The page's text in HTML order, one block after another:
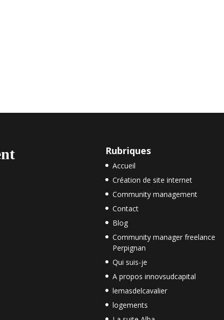
Rubriques
Accueil
Création de site internet
Community management
Contact
Blog
Community manager freelance
Perpignan
Qui suis-je
A propos innovsudcapital
lemasdelcavalier
logements